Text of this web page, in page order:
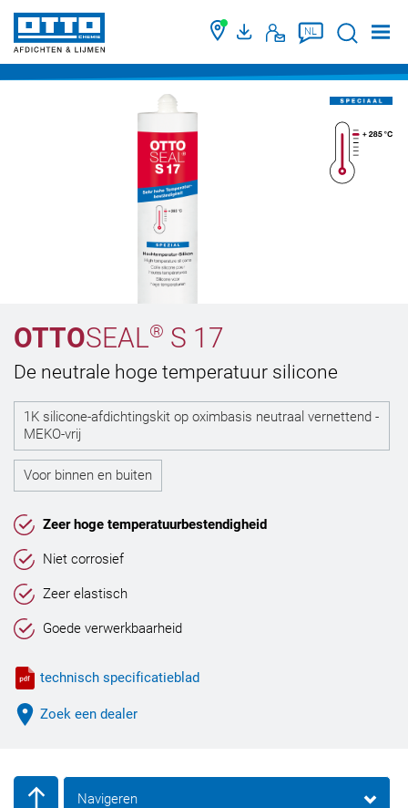
NL Suche
OTTOSEAL® S 17
De neutrale hoge temperatuur silicone
1K silicone-afdichtingskit op oximbasis neutraal vernettend -
MEKO-vrij
Voor binnen en buiten
Zeer hoge temperatuurbestendigheid
Niet corrosief
Zeer elastisch
Goede verwerkbaarheid
technisch specificatieblad
Zoek een dealer
Navigeren